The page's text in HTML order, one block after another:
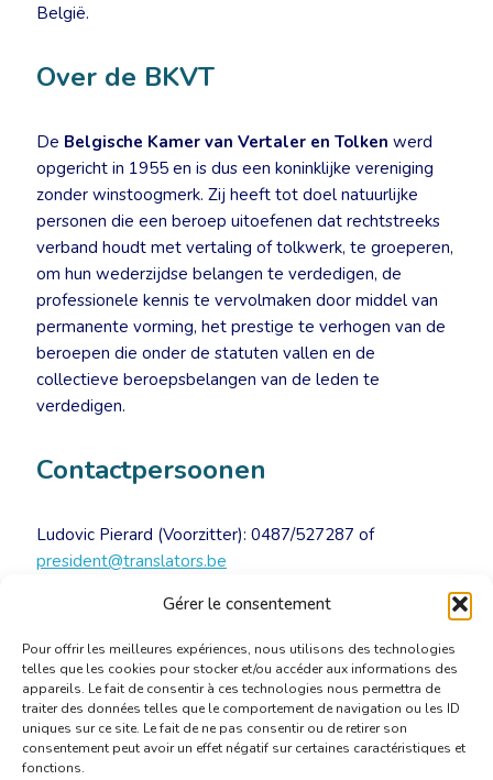
Gérer le consentement
Pour offrir les meilleures expériences, nous utilisons des technologies
telles que les cookies pour stocker et/ou accéder aux informations des
appareils. Le fait de consentir à ces technologies nous permettra de
traiter des données telles que le comportement de navigation ou les ID
uniques sur ce site. Le fait de ne pas consentir ou de retirer son
consentement peut avoir un effet négatif sur certaines caractéristiques et
fonctions.
België.
Over de BKVT
De Belgische Kamer van Vertaler en Tolken werd
opgericht in 1955 en is dus een koninklijke vereniging
zonder winstoogmerk. Zij heeft tot doel natuurlijke
personen die een beroep uitoefenen dat rechtstreeks
verband houdt met vertaling of tolkwerk, te groeperen,
om hun wederzijdse belangen te verdedigen, de
professionele kennis te vervolmaken door middel van
permanente vorming, het prestige te verhogen van de
beroepen die onder de statuten vallen en de
collectieve beroepsbelangen van de leden te
verdedigen.
Contactpersoonen
Ludovic Pierard (Voorzitter): 0487/527287 of
president@translators.be
secgen@translators.be